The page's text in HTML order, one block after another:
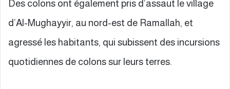
Des colons ont également pris d’assaut le village
d’Al-Mughayyir, au nord-est de Ramallah, et
agressé les habitants, qui subissent des incursions
quotidiennes de colons sur leurs terres.